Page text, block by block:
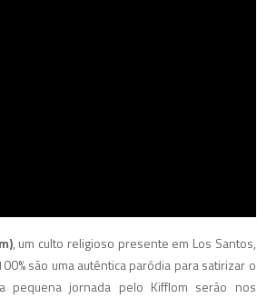
, um culto religioso presente em Los Santos,
são uma autêntica paródia para satirizar o
pequena jornada pelo Kifflom serão nos